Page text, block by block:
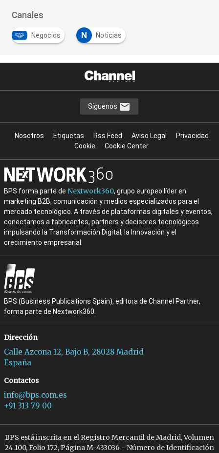
Canales
Negocios N Noticias
Síguenos
Nosotros Etiquetas Rss Feed Aviso Legal
Privacidad
Cookie
Cookie Center
BPS forma parte de Nextwork360, grupo europeo líder en
marketing B2B, comunicación y medios especializados para el
mercado tecnológico. A través de plataformas digitales y eventos,
conectamos a fabricantes, partners y decisores tecnológicos
impulsando la Transformación Digital, la Innovación y el
crecimiento empresarial.
BPS (Business Publications Spain), editora de Channel Partner,
forma parte de Nextwork360.
Dirección
Calle Azcona 12, Bajo B, 28028 Madrid
España
Contactos
info@bps.com.es
+91 313 79 00
BPS está inscrita en el Registro Mercantil de Madrid, Volumen
24.100, Folio 172, Página M-433036 - Número de Identificación